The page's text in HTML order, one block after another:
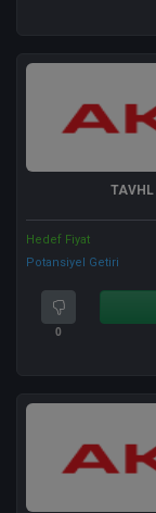
TAVHL
Hedef Fiyat
Potansiyel Getiri
0